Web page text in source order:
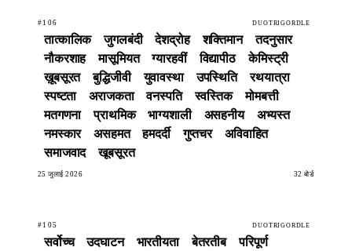
#106 DUOTRIGORDLE
तात्कालिक जुगलबंदी देशद्रोह शक्तिमान
तदनुसार
नौकरशाह
मासूमियत ग्यारहवीं विद्यापीठ
केमिस्ट्री
ख़ूबसूरत
बुद्धिजीवी युवावस्था उपस्थिति
रथयात्रा
स्पष्टता
अराजकता वनस्पति स्वस्तिक
मोमबत्ती
मतगणना
प्राथमिक भाग्यशाली असहनीय
अभ्यस्त
नमस्कार
असहमत हमदर्दी गुप्तचर
अविवाहित
समाजवाद
खूबसूरत
25 जुलाई 2026 32 बोर्ड
#105 DUOTRIGORDLE
सर्वोच्च उदघाटन भारतीयता बेतरतीब
परिपूर्ण